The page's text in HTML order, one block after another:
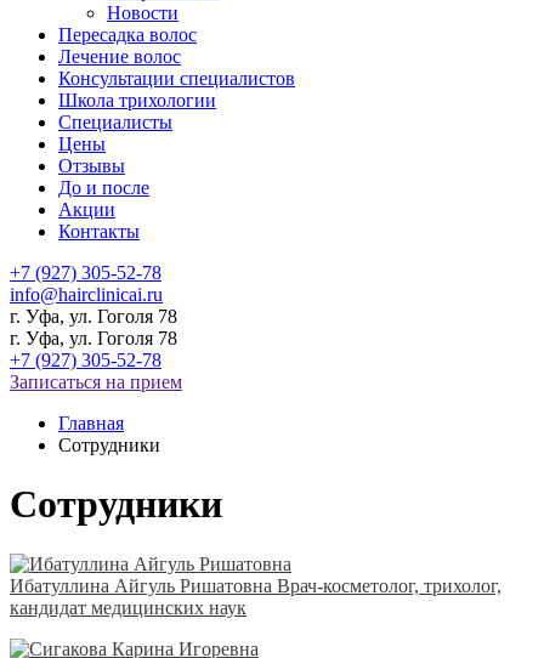
Новости
Пересадка волос
Лечение волос
Консультации специалистов
Школа трихологии
Специалисты
Цены
Отзывы
До и после
Акции
Контакты
+7 (927) 305-52-78
info@hairclinicai.ru
г. Уфа, ул. Гоголя 78
г. Уфа, ул. Гоголя 78
+7 (927) 305-52-78
Записаться на прием
Главная
Сотрудники
Сотрудники
Ибатуллина Айгуль Ришатовна Врач-косметолог, трихолог,
кандидат медицинских наук